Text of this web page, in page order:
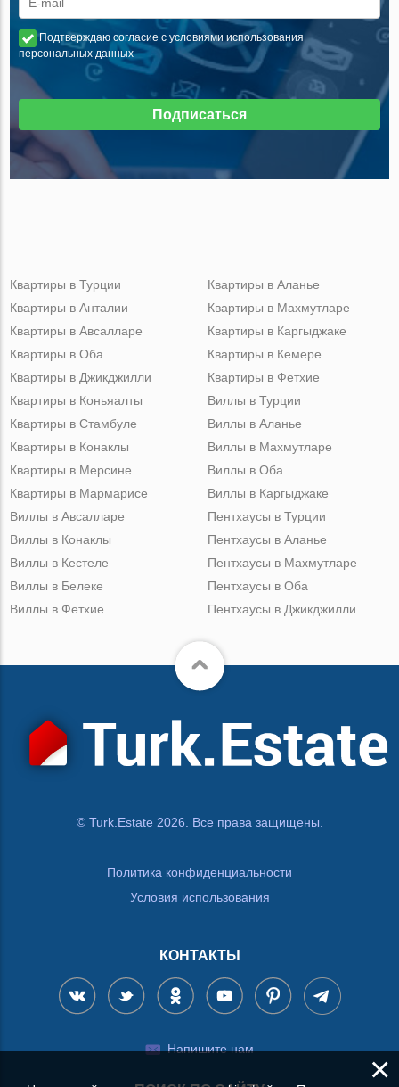
Подтверждаю согласие с условиями использования
персональных данных
Подписаться
Квартиры в Турции
Квартиры в Анталии
Квартиры в Авсалларе
Квартиры в Оба
Квартиры в Джикджилли
Квартиры в Аланье
Квартиры в Махмутларе
Квартиры в Каргыджаке
Квартиры в Кемере
Квартиры в Фетхие
Квартиры в Коньяалты
Квартиры в Стамбуле
Квартиры в Конаклы
Квартиры в Мерсине
Квартиры в Мармарисе
Виллы в Турции
Виллы в Аланье
Виллы в Махмутларе
Виллы в Оба
Виллы в Каргыджаке
Виллы в Авсалларе
Виллы в Конаклы
Виллы в Кестеле
Виллы в Белеке
Виллы в Фетхие
Пентхаусы в Турции
Пентхаусы в Аланье
Пентхаусы в Махмутларе
Пентхаусы в Оба
Пентхаусы в Джикджилли
© Turk.Estate 2026. Все права защищены.
Политика конфиденциальности
Условия использования
КОНТАКТЫ
Напишите нам
×